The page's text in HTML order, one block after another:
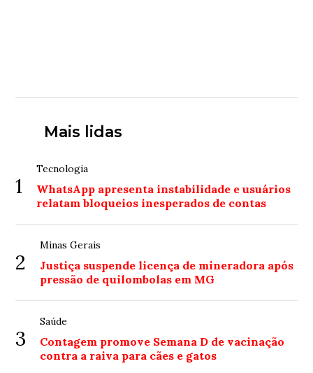
Mais lidas
1
Tecnologia
WhatsApp apresenta instabilidade e usuários
relatam bloqueios inesperados de contas
2
Minas Gerais
Justiça suspende licença de mineradora após
pressão de quilombolas em MG
3
Saúde
Contagem promove Semana D de vacinação
contra a raiva para cães e gatos